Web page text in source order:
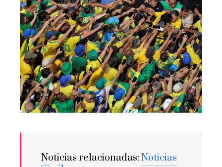
Noticias relacionadas: Noticias